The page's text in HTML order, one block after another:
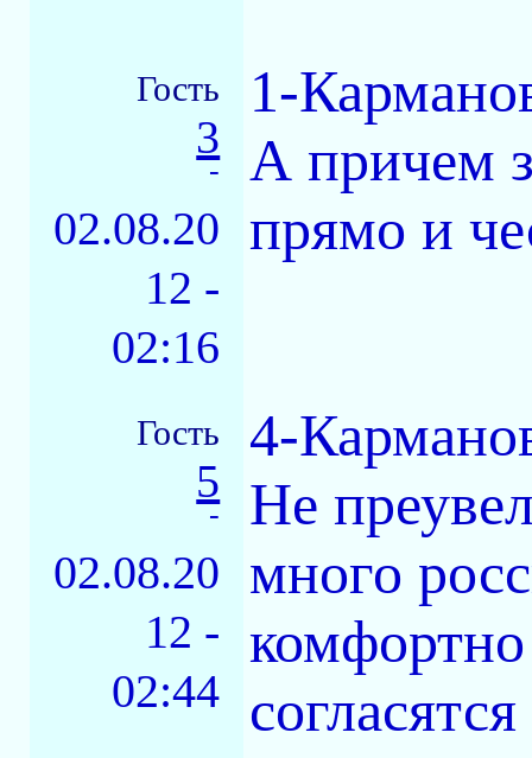
Гость
3
-
02.08.20
12 -
02:16
1-
А причем
прямо и
Гость
5
-
02.08.20
12 -
02:44
4-
Не
много